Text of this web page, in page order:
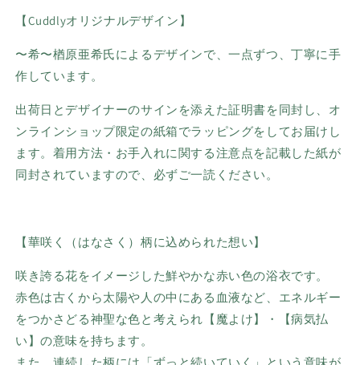
【Cuddlyオリジナルデザイン】
〜希〜楢原亜希氏によるデザインで、一点ずつ、丁寧に手
作しています。
出荷日とデザイナーのサインを添えた証明書を同封し、オ
ンラインショップ限定の紙箱でラッピングをしてお届けし
ます。着用方法・お手入れに関する注意点を記載した紙が
同封されていますので、必ずご一読ください。
【華咲く（はなさく）柄に込められた想い】
咲き誇る花をイメージした鮮やかな赤い色の浴衣です。
赤色は古くから太陽や人の中にある血液など、エネルギー
をつかさどる神聖な色と考えられ【魔よけ】・【病気払
い】の意味を持ちます。